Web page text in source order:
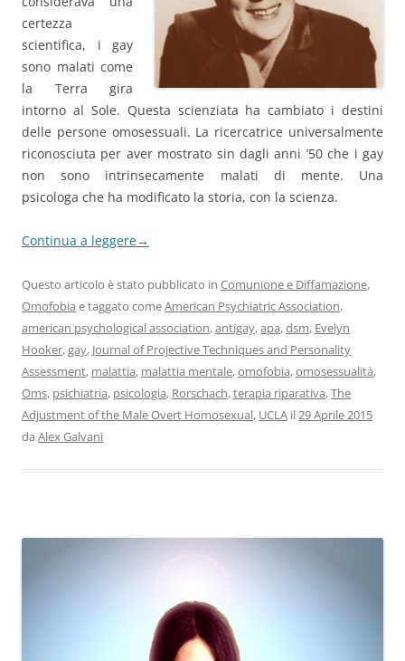
certezza
scientifica, i gay
sono malati come
la Terra gira
intorno al Sole. Questa scienziata ha cambiato i destini
delle persone omosessuali. La ricercatrice universalmente
riconosciuta per aver mostrato sin dagli anni ’50 che i gay
non sono intrinsecamente malati di mente. Una
psicologa che ha modificato la storia, con la scienza.
Continua a leggere→
Questo articolo è stato pubblicato in Comunione e Diffamazione,
Omofobia e taggato comeAmerican Psychiatric Association,
american psychological association,antigay,apa,dsm, Evelyn
Hooker,gay, Journal of Projective Techniques and Personality
Assessment, malattia, malattia mentale,omofobia,omosessualità,
Oms, psichiatria, psicologia, Rorschach,terapia riparativa,The
Adjustment of the Male Overt Homosexual, UCLA il29 Aprile 2015
da Alex Galvani